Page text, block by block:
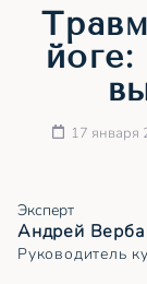
17 января
Эксперт
Андрей Верба
Руководитель